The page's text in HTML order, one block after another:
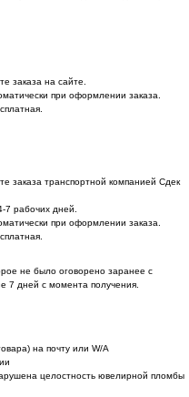
заказа на сайте.
при оформлении заказа.
заказа транспортной компанией Сдек
7 рабочих дней.
при оформлении заказа.
не было оговорено заранее с
7 дней с момента получения.
на почту или W/А
целостность ювелирной пломбы